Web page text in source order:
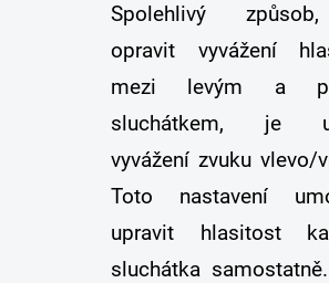
Spolehlivý
opravit vyvážení
mezi levým a
sluchátkem, je
vyvážení zvuku vlevo/
Toto nastavení
upravit hlasitost
sluchátka